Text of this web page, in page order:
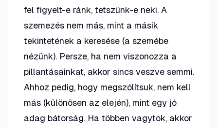
fel figyelt-e ránk, tetszünk-e neki. A
szemezés nem más, mint a másik
tekintetének a keresése (a szemébe
nézünk). Persze, ha nem viszonozza a
pillantásainkat, akkor sincs veszve semmi.
Ahhoz pedig, hogy megszólítsuk, nem kell
más (különösen az elején), mint egy jó
adag bátorság. Ha többen vagytok, akkor